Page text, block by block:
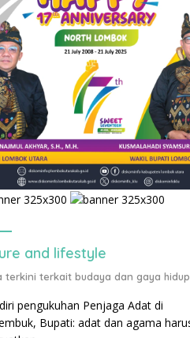
and lifestyle
terkini terkait budaya dan gaya hidup